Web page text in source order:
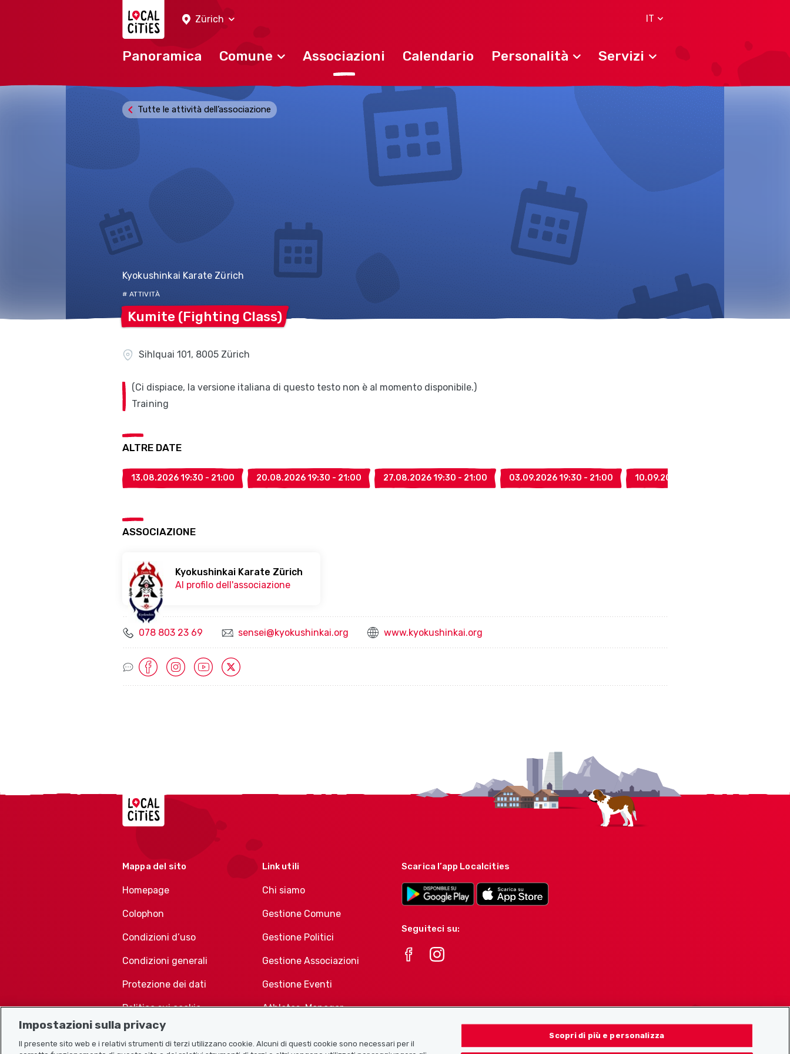
Zürich
IT
Panoramica Comune Associazioni Calendario Personalità Servizi
Kyokushinkai Karate Zürich
# ATTIVITÀ
Kumite (Fighting Class)
Tutte le attività dell’associazione
Sihlquai 101, 8005 Zürich
(Ci dispiace, la versione italiana di questo testo non è al momento disponibile.)
Training
ALTRE DATE
13.08.2026 19:30 - 21:00 20.08.2026 19:30 - 21:00 27.08.2026 19:30 - 21:00 03.09.2026 19:30 - 21:00 10.09.2026 19:30 - 21:00
ASSOCIAZIONE
Kyokushinkai Karate Zürich
Al profilo dell'associazione
078 803 23 69 sensei@kyokushinkai.org www.kyokushinkai.org
Socialmedia Links
Localcities
Mappa del sito
Homepage
Colophon
Condizioni d’uso
Condizioni generali
Protezione dei dati
Politica sui cookie
Link utili
Chi siamo
Gestione Comune
Gestione Politici
Gestione Associazioni
Gestione Eventi
Athletes-Manager
Associazioni
Scarica l’app Localcities
Seguiteci su:
Impostazioni sulla privacy
Il presente sito web e i relativi strumenti di terzi utilizzano cookie. Alcuni di questi cookie sono necessari per il
Scopri di più e personalizza